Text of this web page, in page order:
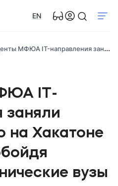
EN
направления заняли второе место на Хакатоне BPM Battle, обойдя ведущие технические вузы Москвы
IT-
заняли
на Хакатоне
вузы